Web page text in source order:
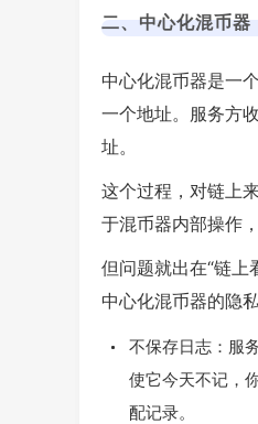
二、中心化混币器
中心化混币器是一
一个地址。服务方
址。
这个过程，对链上
于混币器内部操作
但问题就出在“链上
中心化混币器的隐
不保存日志：服
使它今天不记，
配记录。